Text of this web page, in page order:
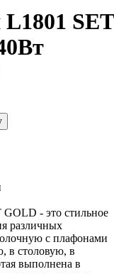
SET
- это стильное
различных
с плафонами
в столовую, в
выполнена в